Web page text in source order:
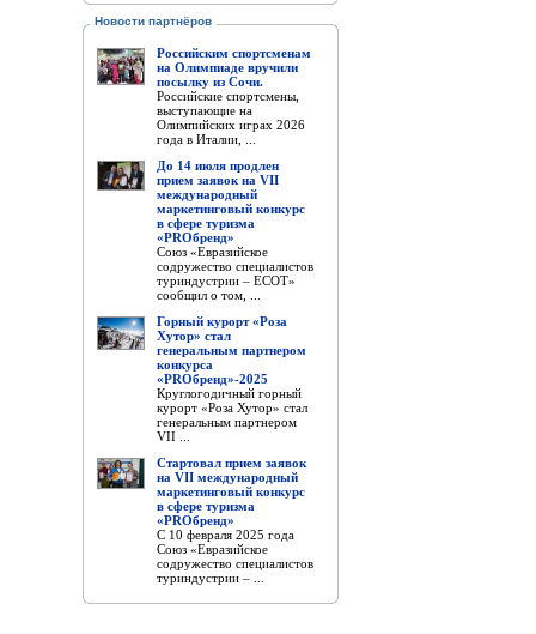
Новости партнёров
Российским спортсменам
на Олимпиаде вручили
посылку из Сочи.
Российские спортсмены,
выступающие на
Олимпийских играх 2026
года в Италии, ...
До 14 июля продлен
прием заявок на VII
международный
маркетинговый конкурс
в сфере туризма
«PROбренд»
Союз «Евразийское
содружество специалистов
туриндустрии – ЕСОТ»
сообщил о том, ...
Горный курорт «Роза
Хутор» стал
генеральным партнером
конкурса
«PROбренд»-2025
Круглогодичный горный
курорт «Роза Хутор» стал
генеральным партнером
VII ...
Стартовал прием заявок
на VII международный
маркетинговый конкурс
в сфере туризма
«PROбренд»
С 10 февраля 2025 года
Союз «Евразийское
содружество специалистов
туриндустрии – ...